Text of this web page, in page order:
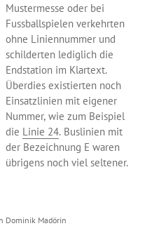
Mustermesse oder bei
Fussballspielen verkehrten
ohne Liniennummer und
schilderten lediglich die
Endstation im Klartext.
Überdies existierten noch
Einsatzlinien mit eigener
Nummer, wie zum Beispiel
die Linie 24. Buslinien mit
der Bezeichnung E waren
übrigens noch viel seltener.
Dominik Madörin